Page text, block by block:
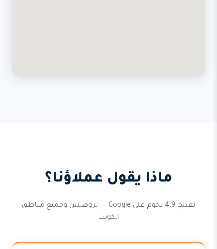
ماذا يقول عملاؤنا؟
تقييم 4.9 نجوم على Google — الروضتين وجميع مناطق
الكويت